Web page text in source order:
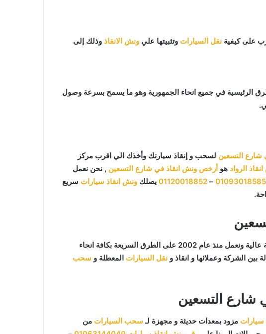
على كيفية نقل السيارات وتثبيتها علي ونش الانقاذ وذلك إلى
الرئيسية في جميع انحاء الجمهورية وهو ما يسمح بسرعة وصول
شارع التسعين لسحب و إنقاذ سيارتك وأخذك الي اقرب مركز
الرواد هو أرخص ونش انقاذ في شارع التسعين , نحن نعمل
01093018585
–
01120018852 يصلك ونش انقاذ سيارات سريع
ما يميزنا عن غيرنا انفرادنا بتقديم خدماتنا باحترافية عالية ونعمل منذ عام 2002 على الطرق السريعة بكافة انحاء
بين الشركة وعملائها و انقاذ و نقل السيارات المعطلة و سحب
شارع التسعين
سيارات مزود بمعدات حديثة و مجهزة لـ سحب السيارات من